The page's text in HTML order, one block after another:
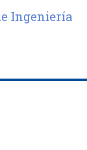
Ingeniería